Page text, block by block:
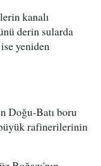
kanalı
derin sularda
yeniden
Doğu-Batı boru
rafinerilerinin